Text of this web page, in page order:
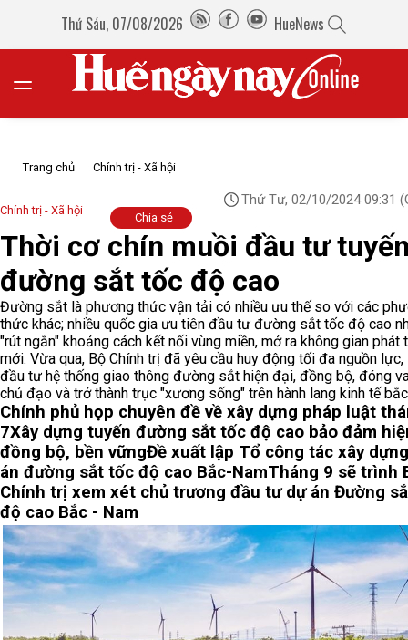
Thứ Sáu, 07/08/2026 HueNews
Trang chủ Chính trị - Xã hội
Chính trị - Xã hội
Thứ Tư, 02/10/2024 09:31
Chia sẻ
Thời cơ chín muồi đầu tư
đường sắt tốc độ cao
Đường sắt là phương thức vận tải có nhiều ưu thế so với các
thức khác; nhiều quốc gia ưu tiên đầu tư đường sắt tốc độ cao
"rút ngắn" khoảng cách kết nối vùng miền, mở ra không gian phát
mới. Vừa qua, Bộ Chính trị đã yêu cầu huy động tối đa nguồn
đầu tư hệ thống giao thông đường sắt hiện đại, đồng bộ, đóng
chủ đạo và trở thành trục "xương sống" trên hành lang kinh tế
Chính phủ họp chuyên đề về xây dựng pháp luật
7Xây dựng tuyến đường sắt tốc độ cao bảo đảm
đồng bộ, bền vữngĐề xuất lập Tổ công tác xây
án đường sắt tốc độ cao Bắc-NamTháng 9 sẽ trình
Chính trị xem xét chủ trương đầu tư dự án Đường
độ cao Bắc - Nam